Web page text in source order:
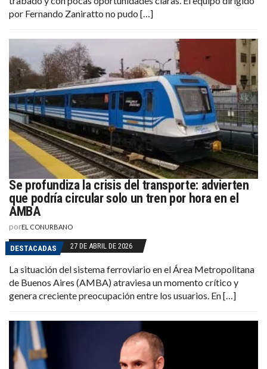
por Fernando Zaniratto no pudo […]
Se profundiza la crisis del transporte: advierten
que podría circular solo un tren por hora en el
AMBA
porEL CONURBANO
DESTACADAS 27 DE ABRIL DE 2026
La situación del sistema ferroviario en el Área Metropolitana
de Buenos Aires (AMBA) atraviesa un momento crítico y
genera creciente preocupación entre los usuarios. En […]